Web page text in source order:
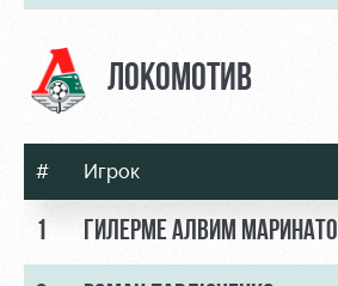
ЛОКОМОТИВ
# Игрок
1 ГИЛЕРМЕ АЛВИМ МАРИНАТО